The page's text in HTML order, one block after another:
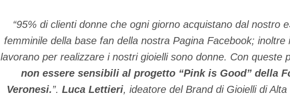
“95% di clienti donne che ogni giorno acquistano dal nostro
femminile della base fan della nostra Pagina Facebook; inoltre
lavorano per realizzare i nostri gioielli sono donne. Con queste
non essere sensibili al progetto “Pink is Good” della
Veronesi.”. Luca Lettieri, ideatore del Brand di Gioielli di